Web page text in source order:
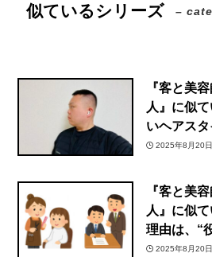
似ているシリーズ –
『客と美
人』に似
いヘアス
2025年8月20日
『客と美
人』に似
理由は、“
2025年8月20日